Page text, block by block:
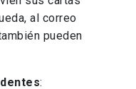
al correo
pueden
: